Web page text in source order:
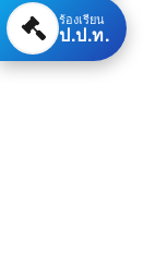
ร้องเรียน
ป.ป.ท.